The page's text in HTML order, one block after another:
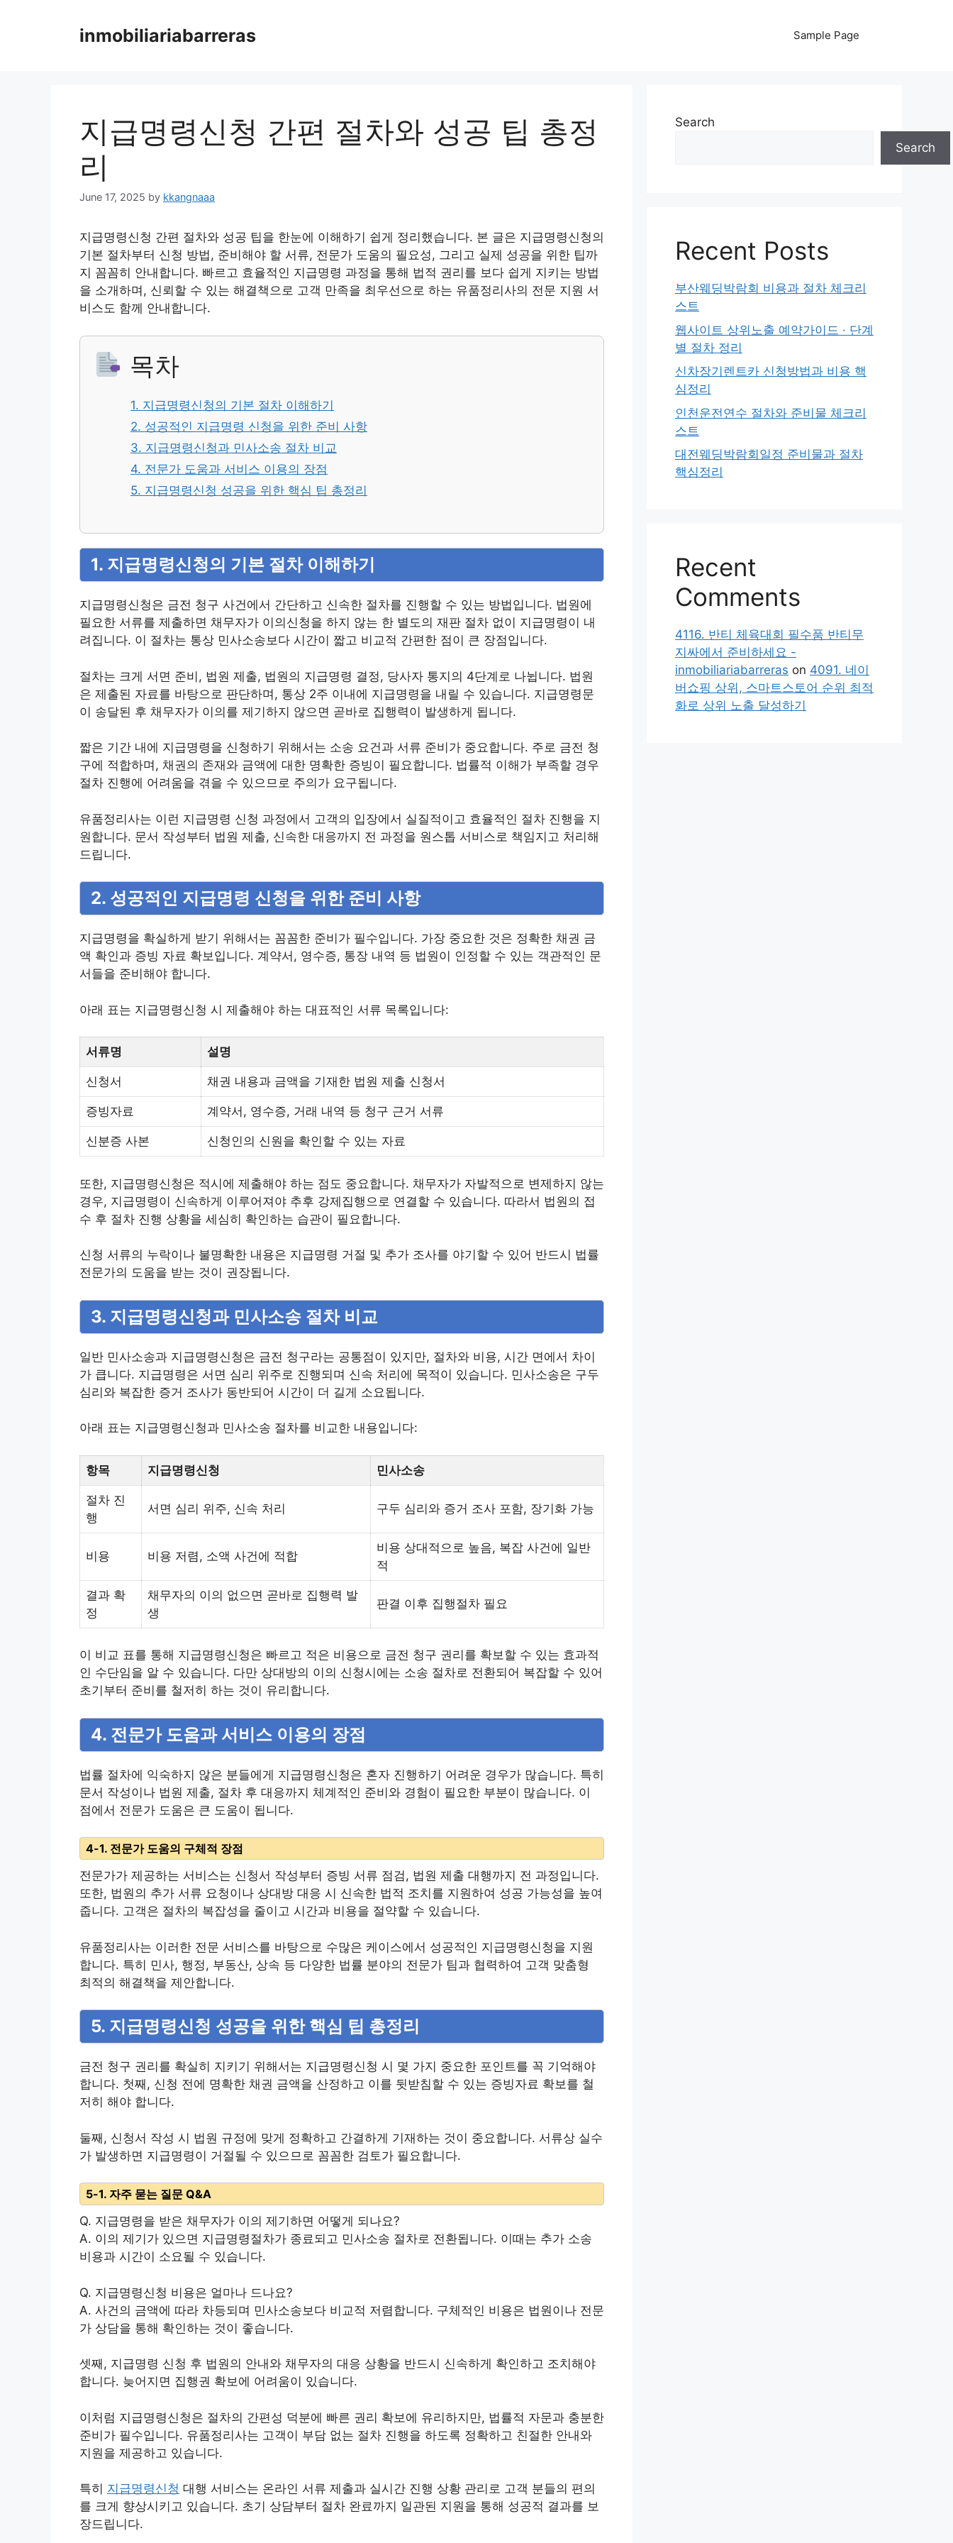
inmobiliariabarreras Sample Page
지급명령신청 간편 절차와 성공 팁 총정
리
June 17, 2025 by kkangnaaa
지급명령신청 간편 절차와 성공 팁을 한눈에 이해하기 쉽게 정리했습니다. 본 글은 지급명령신청의
기본 절차부터 신청 방법, 준비해야 할 서류, 전문가 도움의 필요성, 그리고 실제 성공을 위한 팁까
지 꼼꼼히 안내합니다. 빠르고 효율적인 지급명령 과정을 통해 법적 권리를 보다 쉽게 지키는 방법
을 소개하며, 신뢰할 수 있는 해결책으로 고객 만족을 최우선으로 하는 유품정리사의 전문 지원 서
비스도 함께 안내합니다.
목차
1. 지급명령신청의 기본 절차 이해하기
2. 성공적인 지급명령 신청을 위한 준비 사항
3. 지급명령신청과 민사소송 절차 비교
4. 전문가 도움과 서비스 이용의 장점
5. 지급명령신청 성공을 위한 핵심 팁 총정리
1. 지급명령신청의 기본 절차 이해하기
지급명령신청은 금전 청구 사건에서 간단하고 신속한 절차를 진행할 수 있는 방법입니다. 법원에
필요한 서류를 제출하면 채무자가 이의신청을 하지 않는 한 별도의 재판 절차 없이 지급명령이 내
려집니다. 이 절차는 통상 민사소송보다 시간이 짧고 비교적 간편한 점이 큰 장점입니다.
절차는 크게 서면 준비, 법원 제출, 법원의 지급명령 결정, 당사자 통지의 4단계로 나뉩니다. 법원
은 제출된 자료를 바탕으로 판단하며, 통상 2주 이내에 지급명령을 내릴 수 있습니다. 지급명령문
이 송달된 후 채무자가 이의를 제기하지 않으면 곧바로 집행력이 발생하게 됩니다.
짧은 기간 내에 지급명령을 신청하기 위해서는 소송 요건과 서류 준비가 중요합니다. 주로 금전 청
구에 적합하며, 채권의 존재와 금액에 대한 명확한 증빙이 필요합니다. 법률적 이해가 부족할 경우
절차 진행에 어려움을 겪을 수 있으므로 주의가 요구됩니다.
유품정리사는 이런 지급명령 신청 과정에서 고객의 입장에서 실질적이고 효율적인 절차 진행을 지
원합니다. 문서 작성부터 법원 제출, 신속한 대응까지 전 과정을 원스톱 서비스로 책임지고 처리해
드립니다.
2. 성공적인 지급명령 신청을 위한 준비 사항
지급명령을 확실하게 받기 위해서는 꼼꼼한 준비가 필수입니다. 가장 중요한 것은 정확한 채권 금
액 확인과 증빙 자료 확보입니다. 계약서, 영수증, 통장 내역 등 법원이 인정할 수 있는 객관적인 문
서들을 준비해야 합니다.
아래 표는 지급명령신청 시 제출해야 하는 대표적인 서류 목록입니다:
서류명 설명
신청서 채권 내용과 금액을 기재한 법원 제출 신청서
증빙자료 계약서, 영수증, 거래 내역 등 청구 근거 서류
신분증 사본 신청인의 신원을 확인할 수 있는 자료
또한, 지급명령신청은 적시에 제출해야 하는 점도 중요합니다. 채무자가 자발적으로 변제하지 않는
경우, 지급명령이 신속하게 이루어져야 추후 강제집행으로 연결할 수 있습니다. 따라서 법원의 접
수 후 절차 진행 상황을 세심히 확인하는 습관이 필요합니다.
신청 서류의 누락이나 불명확한 내용은 지급명령 거절 및 추가 조사를 야기할 수 있어 반드시 법률
전문가의 도움을 받는 것이 권장됩니다.
3. 지급명령신청과 민사소송 절차 비교
일반 민사소송과 지급명령신청은 금전 청구라는 공통점이 있지만, 절차와 비용, 시간 면에서 차이
가 큽니다. 지급명령은 서면 심리 위주로 진행되며 신속 처리에 목적이 있습니다. 민사소송은 구두
심리와 복잡한 증거 조사가 동반되어 시간이 더 길게 소요됩니다.
아래 표는 지급명령신청과 민사소송 절차를 비교한 내용입니다:
항목 지급명령신청 민사소송
절차 진
행
서면 심리 위주, 신속 처리 구두 심리와 증거 조사 포함, 장기화 가능
비용 비용 저렴, 소액 사건에 적합
비용 상대적으로 높음, 복잡 사건에 일반
적
결과 확
정
채무자의 이의 없으면 곧바로 집행력 발
생
판결 이후 집행절차 필요
이 비교 표를 통해 지급명령신청은 빠르고 적은 비용으로 금전 청구 권리를 확보할 수 있는 효과적
인 수단임을 알 수 있습니다. 다만 상대방의 이의 신청시에는 소송 절차로 전환되어 복잡할 수 있어
초기부터 준비를 철저히 하는 것이 유리합니다.
4. 전문가 도움과 서비스 이용의 장점
법률 절차에 익숙하지 않은 분들에게 지급명령신청은 혼자 진행하기 어려운 경우가 많습니다. 특히
문서 작성이나 법원 제출, 절차 후 대응까지 체계적인 준비와 경험이 필요한 부분이 많습니다. 이
점에서 전문가 도움은 큰 도움이 됩니다.
4-1. 전문가 도움의 구체적 장점
전문가가 제공하는 서비스는 신청서 작성부터 증빙 서류 점검, 법원 제출 대행까지 전 과정입니다.
또한, 법원의 추가 서류 요청이나 상대방 대응 시 신속한 법적 조치를 지원하여 성공 가능성을 높여
줍니다. 고객은 절차의 복잡성을 줄이고 시간과 비용을 절약할 수 있습니다.
유품정리사는 이러한 전문 서비스를 바탕으로 수많은 케이스에서 성공적인 지급명령신청을 지원
합니다. 특히 민사, 행정, 부동산, 상속 등 다양한 법률 분야의 전문가 팀과 협력하여 고객 맞춤형
최적의 해결책을 제안합니다.
5. 지급명령신청 성공을 위한 핵심 팁 총정리
금전 청구 권리를 확실히 지키기 위해서는 지급명령신청 시 몇 가지 중요한 포인트를 꼭 기억해야
합니다. 첫째, 신청 전에 명확한 채권 금액을 산정하고 이를 뒷받침할 수 있는 증빙자료 확보를 철
저히 해야 합니다.
둘째, 신청서 작성 시 법원 규정에 맞게 정확하고 간결하게 기재하는 것이 중요합니다. 서류상 실수
가 발생하면 지급명령이 거절될 수 있으므로 꼼꼼한 검토가 필요합니다.
5-1. 자주 묻는 질문 Q&A
Q. 지급명령을 받은 채무자가 이의 제기하면 어떻게 되나요?
A. 이의 제기가 있으면 지급명령절차가 종료되고 민사소송 절차로 전환됩니다. 이때는 추가 소송
비용과 시간이 소요될 수 있습니다.
Q. 지급명령신청 비용은 얼마나 드나요?
A. 사건의 금액에 따라 차등되며 민사소송보다 비교적 저렴합니다. 구체적인 비용은 법원이나 전문
가 상담을 통해 확인하는 것이 좋습니다.
셋째, 지급명령 신청 후 법원의 안내와 채무자의 대응 상황을 반드시 신속하게 확인하고 조치해야
합니다. 늦어지면 집행권 확보에 어려움이 있습니다.
이처럼 지급명령신청은 절차의 간편성 덕분에 빠른 권리 확보에 유리하지만, 법률적 자문과 충분한
준비가 필수입니다. 유품정리사는 고객이 부담 없는 절차 진행을 하도록 정확하고 친절한 안내와
지원을 제공하고 있습니다.
특히 지급명령신청 대행 서비스는 온라인 서류 제출과 실시간 진행 상황 관리로 고객 분들의 편의
를 크게 향상시키고 있습니다. 초기 상담부터 절차 완료까지 일관된 지원을 통해 성공적 결과를 보
장드립니다.
Search
Search
Recent Posts
부산웨딩박람회 비용과 절차 체크리
스트
웹사이트 상위노출 예약가이드 · 단계
별 절차 정리
신차장기렌트카 신청방법과 비용 핵
심정리
인천운전연수 절차와 준비물 체크리
스트
대전웨딩박람회일정 준비물과 절차
핵심정리
Recent
Comments
4116. 반티 체육대회 필수품 반티무
지싸에서 준비하세요 -
inmobiliariabarreras on 4091. 네이
버쇼핑 상위, 스마트스토어 순위 최적
화로 상위 노출 달성하기